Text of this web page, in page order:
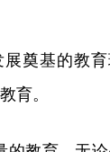
奠基的教
育。